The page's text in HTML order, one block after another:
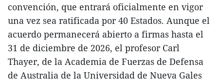
convención, que entrará oficialmente en vigor
una vez sea ratificada por 40 Estados. Aunque el
acuerdo permanecerá abierto a firmas hasta el
31 de diciembre de 2026, el profesor Carl
Thayer, de la Academia de Fuerzas de Defensa
de Australia de la Universidad de Nueva Gales